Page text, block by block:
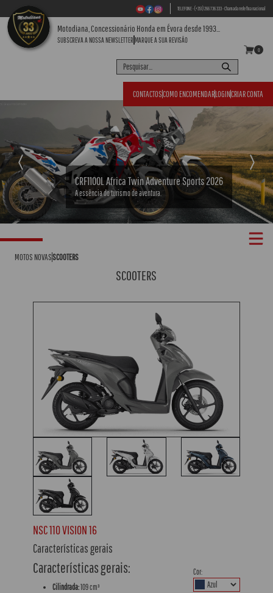
TELEFONE - (+351) 266 736 333 - Chamada rede fixa nacional
Motodiana, Concessionário Honda em Évora desde 1993...
SUBSCREVA A NOSSA NEWSLETTER MARQUE A SUA REVISÃO
0
CONTACTOSCOMO ENCOMENDARLOGINCRIAR CONTA
CRF1100L Africa Twin Adventure Sports 2026
A essência do turismo de aventura.
Previous Next
MOTOS NOVASSCOOTERS
SCOOTERS
NSC 110 VISION 16
Características gerais
Características gerais:
Cilindrada:109 cm³
Cor: